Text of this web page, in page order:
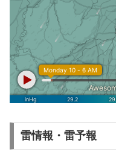
雷情報・雷予報